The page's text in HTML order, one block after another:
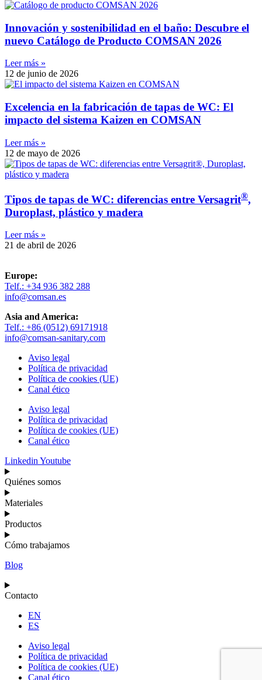
Innovación y sostenibilidad en el baño: Descubre el
nuevo Catálogo de Producto COMSAN 2026
Leer más »
12 de junio de 2026
Excelencia en la fabricación de tapas de WC: El
impacto del sistema Kaizen en COMSAN
Leer más »
12 de mayo de 2026
Tipos de tapas de WC: diferencias entre Versagrit®,
Duroplast, plástico y madera​
Leer más »
21 de abril de 2026
Europe:
Telf.: +34 936 382 288
info@comsan.es
Asia and America:
Telf.: +86 (0512) 69171918
info@comsan-sanitary.com
Aviso legal
Política de privacidad
Política de cookies (UE)
Canal ético
Aviso legal
Política de privacidad
Política de cookies (UE)
Canal ético
LinkedinYoutube
Quiénes somos
Materiales
Productos
Cómo trabajamos
Blog
Contacto
EN
ES
Aviso legal
Política de privacidad
Política de cookies (UE)
Canal ético